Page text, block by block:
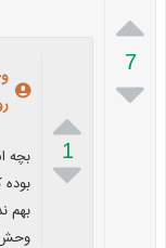

7


1

بچه
بهم